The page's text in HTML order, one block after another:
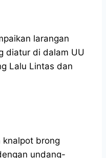
larangan
diatur di dalam UU
Lalu Lintas dan
knalpot brong
undang-